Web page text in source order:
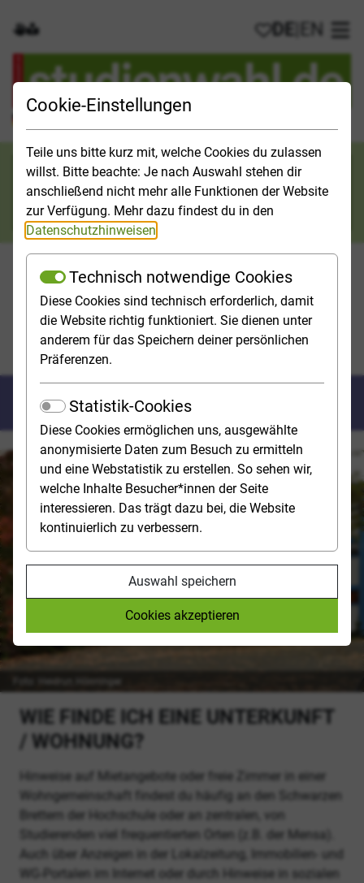
Cookie-Einstellungen
Teile uns bitte kurz mit, welche Cookies du zulassen
willst. Bitte beachte: Je nach Auswahl stehen dir
anschließend nicht mehr alle Funktionen der Website
zur Verfügung. Mehr dazu findest du in den
Datenschutzhinweisen
Technisch notwendige Cookies
Diese Cookies sind technisch erforderlich, damit
die Website richtig funktioniert. Sie dienen unter
anderem für das Speichern deiner persönlichen
Präferenzen.
Statistik-Cookies
Diese Cookies ermöglichen uns, ausgewählte
anonymisierte Daten zum Besuch zu ermitteln
und eine Webstatistik zu erstellen. So sehen wir,
welche Inhalte Besucher*innen der Seite
interessieren. Das trägt dazu bei, die Website
kontinuierlich zu verbessern.
Auswahl speichern
Cookies akzeptieren
Gebärdensprache
Leichte Sprache
Meine
DE EN
Suchkategorie
Orientieren Studieninfos Studienfelder
Startseite
FAQ
Leben und Wohnen
WIE FINDE ICH EINE UNTERKUNFT
/ WOHNUNG?
Hinweise auf Mietangebote oder freie Zimmer in einer
Wohngemeinschaft findest du häufig an den Schwarzen
Brettern der Hochschule oder an zentralen, von
Studierenden viel frequentierten Orten (z.B. der Mensa).
Auch über Anzeigen in der Lokalzeitung, Immobilien- und
WG-Portalen im Internet oder durch Hinweise in sozialen